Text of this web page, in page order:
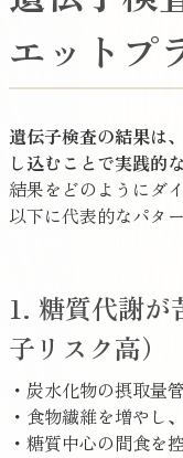
エットプ
遺伝子検査の結果は
し込むことで実践的
結果をどのようにダ
以下に代表的なパタ
1. 糖質代謝
子リスク高）
・炭水化物の摂取量
・食物繊維を増やし
・糖質中心の間食を